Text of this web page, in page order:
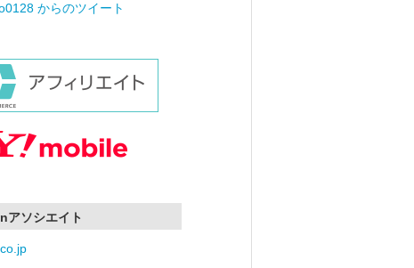
からのツイート
アソシエイト